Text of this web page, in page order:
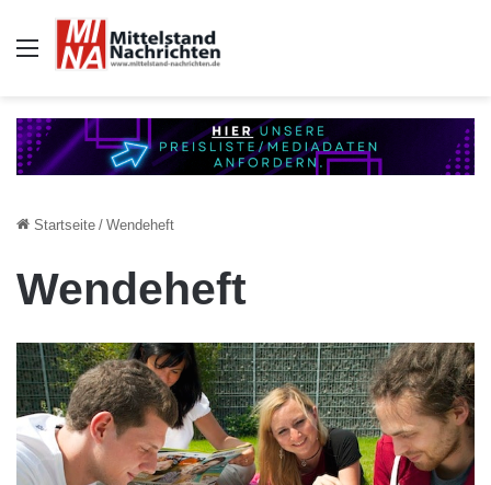
Auswahl
Startseite / Wendeheft
Wendeheft